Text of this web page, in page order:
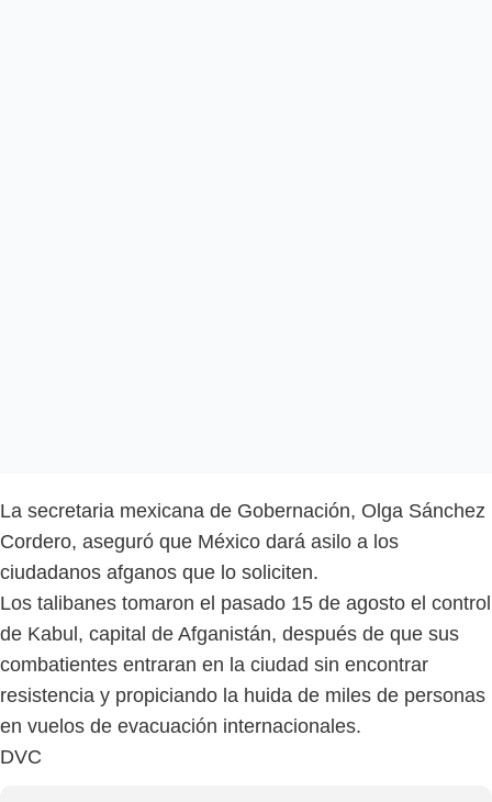
La secretaria mexicana de Gobernación, Olga Sánchez
Cordero, aseguró que México dará asilo a los
ciudadanos afganos que lo soliciten.
Los talibanes tomaron el pasado 15 de agosto el control
de Kabul, capital de Afganistán, después de que sus
combatientes entraran en la ciudad sin encontrar
resistencia y propiciando la huida de miles de personas
en vuelos de evacuación internacionales.
DVC